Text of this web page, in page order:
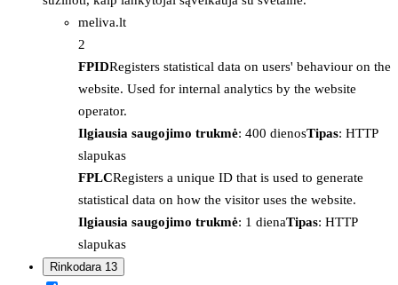
meliva.lt
2
FPIDRegisters statistical data on users' behaviour on the
website. Used for internal analytics by the website
operator.
Ilgiausia saugojimo trukmė: 400 dienosTipas: HTTP
slapukas
FPLCRegisters a unique ID that is used to generate
statistical data on how the visitor uses the website.
Ilgiausia saugojimo trukmė: 1 dienaTipas: HTTP
slapukas
Rinkodara 13